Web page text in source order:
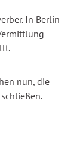
In Berlin
nun, die